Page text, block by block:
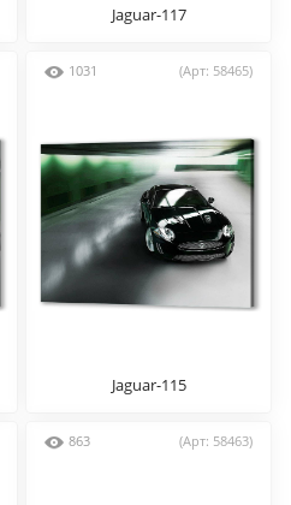
Jaguar-117
1031 (Арт: 58465)
Jaguar-115
863 (Арт: 58463)